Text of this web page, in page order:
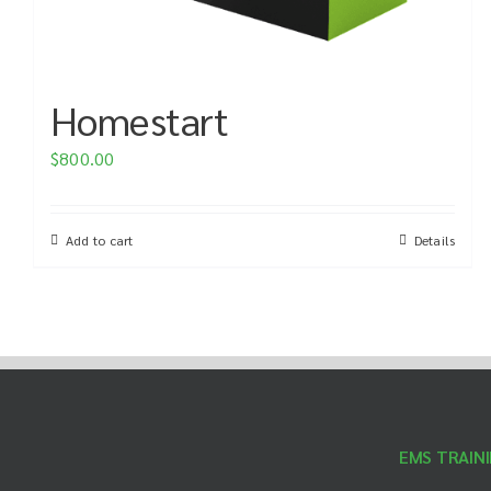
Homestart
$800.00
Add to cart Details
EMS